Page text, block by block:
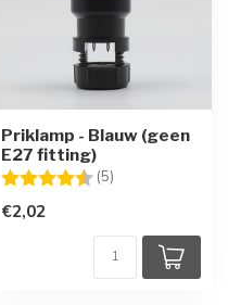
Priklamp - Blauw (geen
E27 fitting)
Beoordeling: (5)
€2,02